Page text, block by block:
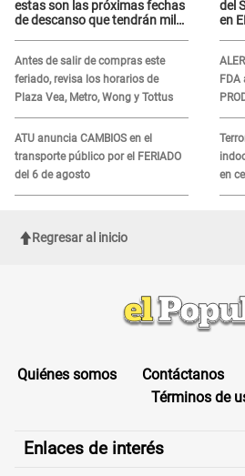
estas son las próximas fechas
de descanso que tendrán miles
Antes de salir de compras este
feriado, revisa los horarios de
Plaza Vea, Metro, Wong y Tottus
ATU anuncia CAMBIOS en el
transporte público por el FERIADO
del 6 de agosto
del
en
FDA
es?
en
Regresar al inicio
Quiénes somos Contáctanos
Términos de
Enlaces de interés